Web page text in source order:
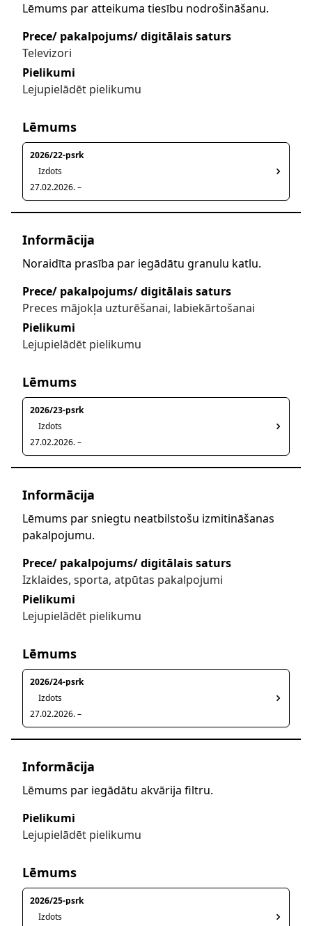
Lēmums par atteikuma tiesību nodrošināšanu.
Prece/ pakalpojums/ digitālais saturs
Televizori
Pielikumi
Lejupielādēt pielikumu
Lēmums
2026/22-psrk
Izdots
27.02.2026. –
Informācija
Noraidīta prasība par iegādātu granulu katlu.
Prece/ pakalpojums/ digitālais saturs
Preces mājokļa uzturēšanai, labiekārtošanai
Pielikumi
Lejupielādēt pielikumu
Lēmums
2026/23-psrk
Izdots
27.02.2026. –
Informācija
Lēmums par sniegtu neatbilstošu izmitināšanas
pakalpojumu.
Prece/ pakalpojums/ digitālais saturs
Izklaides, sporta, atpūtas pakalpojumi
Pielikumi
Lejupielādēt pielikumu
Lēmums
2026/24-psrk
Izdots
27.02.2026. –
Informācija
Lēmums par iegādātu akvārija filtru.
Pielikumi
Lejupielādēt pielikumu
Lēmums
2026/25-psrk
Izdots